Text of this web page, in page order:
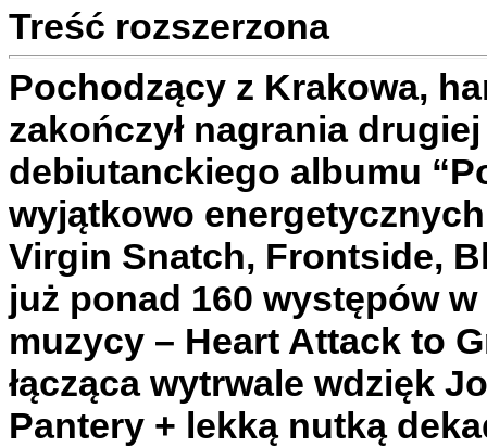
Treść rozszerzona
Pochodzący z Krakowa,
zakończył nagrania
debiutanckiego albumu
wyjątkowo
Virgin Snatch, Frontside,
już ponad 160 występów
muzycy – Heart Attack to
łącząca wytrwale wdzięk
Pantery + lekką nutką